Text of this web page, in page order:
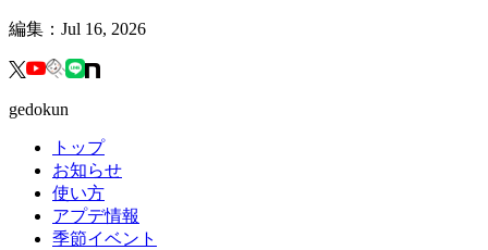
編集： Jul 16, 2026
gedokun
トップ
お知らせ
使い方
アプデ情報
季節イベント